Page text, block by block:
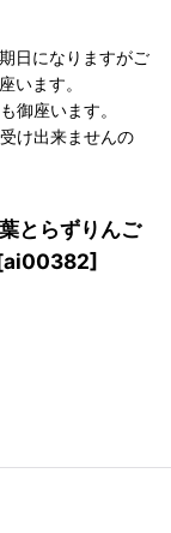
日になりますがご
います。
御座います。
け出来ませんの
とらずりんご
ai00382]